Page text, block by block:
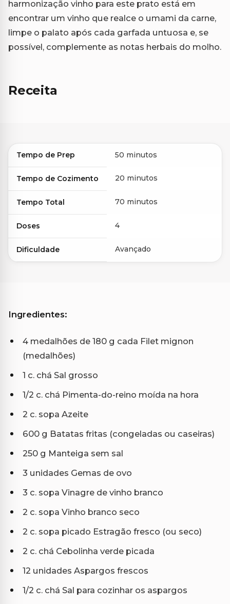
harmonização vinho para este prato está em
encontrar um vinho que realce o umami da carne,
limpe o palato após cada garfada untuosa e, se
possível, complemente as notas herbais do molho.
Receita
Tempo de Prep 50 minutos
Tempo de Cozimento 20 minutos
Tempo Total 70 minutos
Doses 4
Dificuldade Avançado
Ingredientes:
4 medalhões de 180 g cada Filet mignon
(medalhões)
1 c. chá Sal grosso
1/2 c. chá Pimenta-do-reino moída na hora
2 c. sopa Azeite
600 g Batatas fritas (congeladas ou caseiras)
250 g Manteiga sem sal
3 unidades Gemas de ovo
3 c. sopa Vinagre de vinho branco
2 c. sopa Vinho branco seco
2 c. sopa picado Estragão fresco (ou seco)
2 c. chá Cebolinha verde picada
12 unidades Aspargos frescos
1/2 c. chá Sal para cozinhar os aspargos